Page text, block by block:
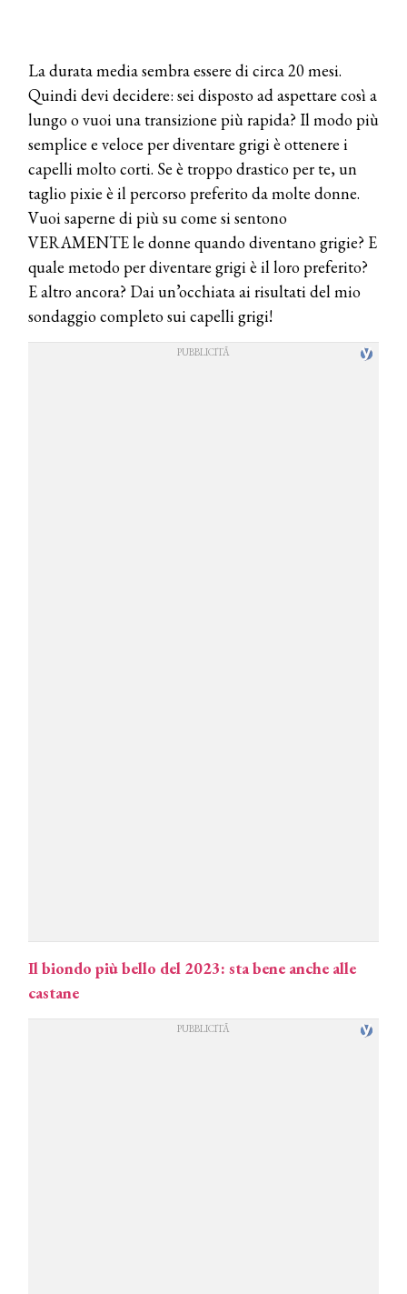
La durata media sembra essere di circa 20 mesi.
Quindi devi decidere: sei disposto ad aspettare così a
lungo o vuoi una transizione più rapida? Il modo più
semplice e veloce per diventare grigi è ottenere i
capelli molto corti. Se è troppo drastico per te, un
taglio pixie è il percorso preferito da molte donne.
Vuoi saperne di più su come si sentono
VERAMENTE le donne quando diventano grigie? E
quale metodo per diventare grigi è il loro preferito?
E altro ancora? Dai un’occhiata ai risultati del mio
sondaggio completo sui capelli grigi!
Il biondo più bello del 2023: sta bene anche alle
castane